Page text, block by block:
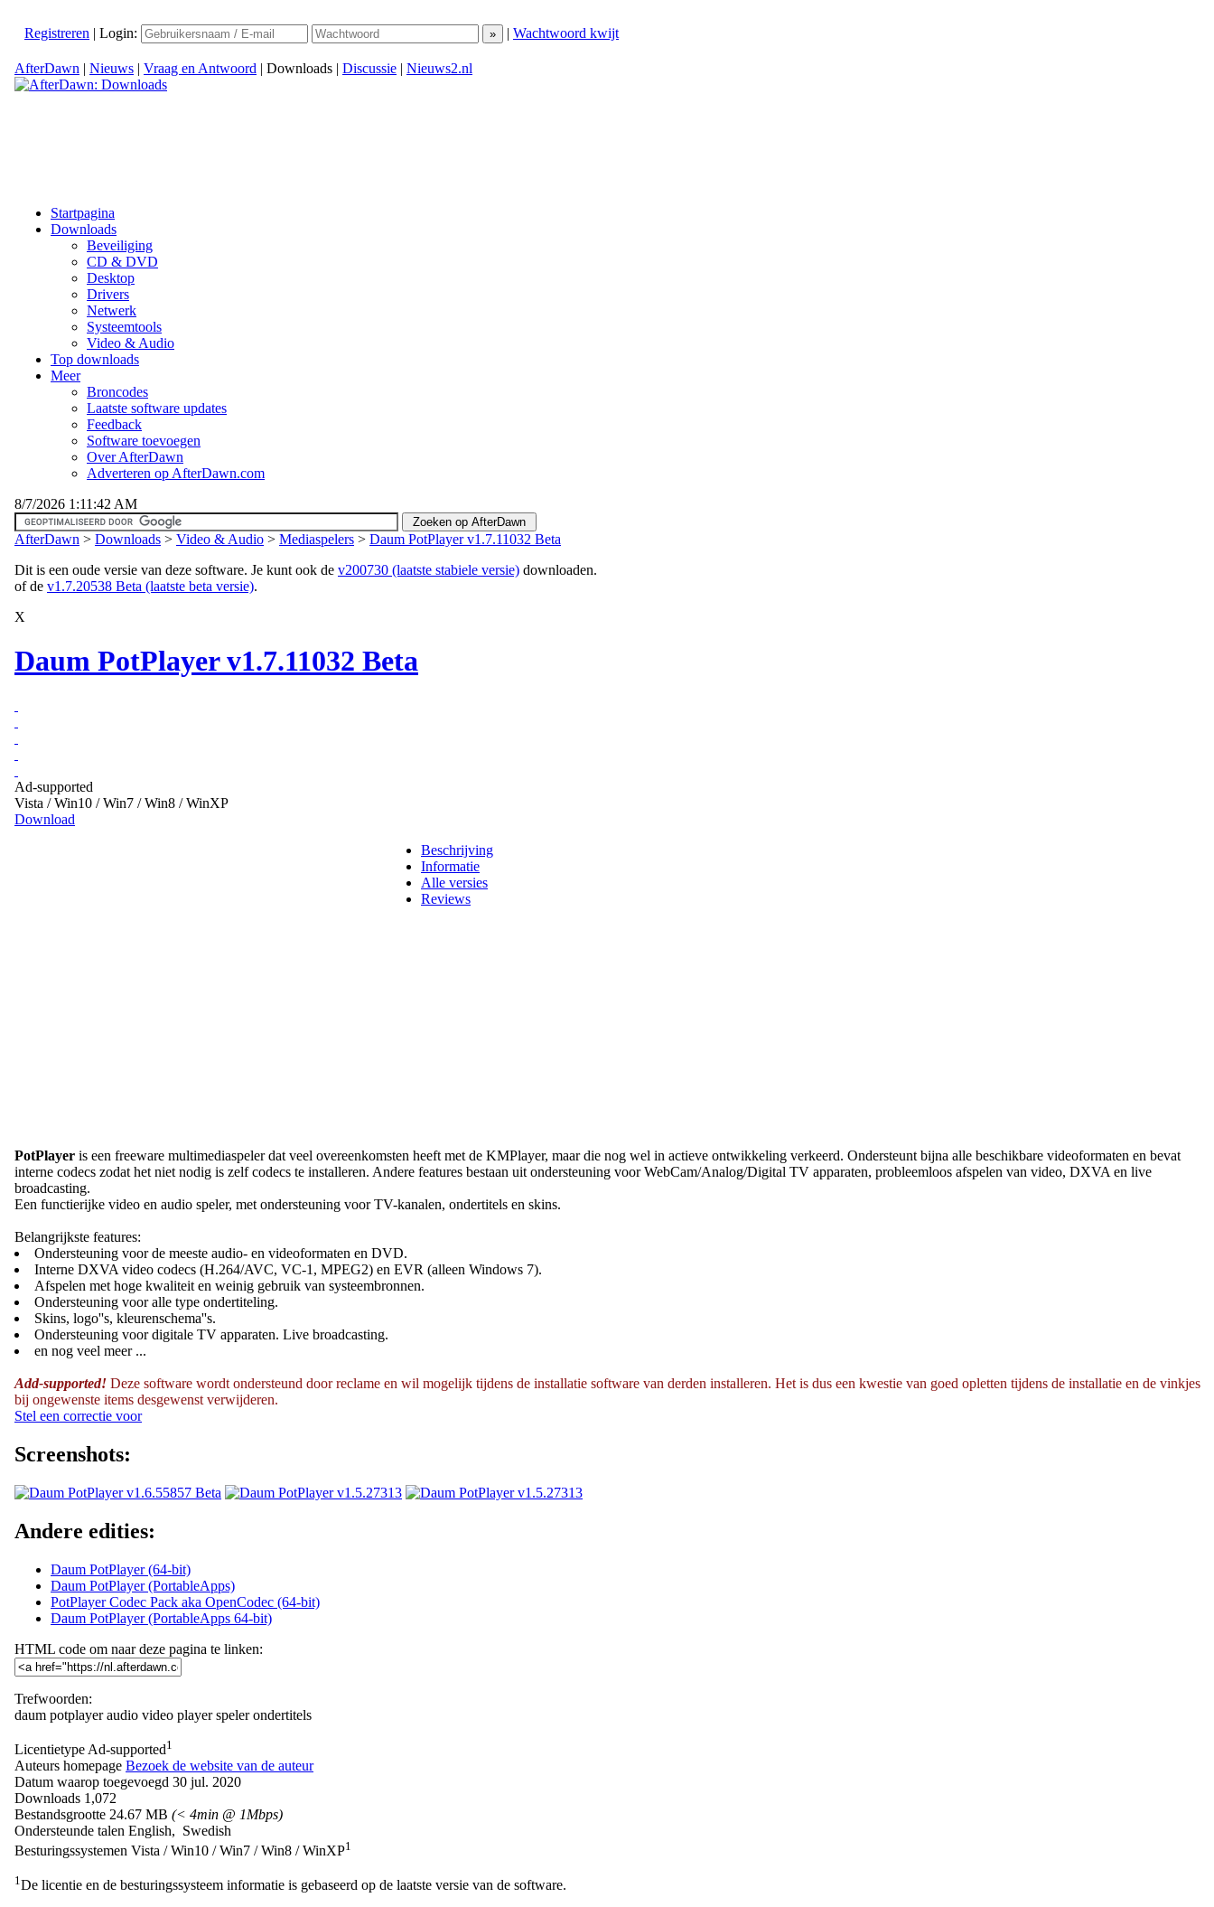
Registreren | Login: | Wachtwoord kwijt
AfterDawn | Nieuws | Vraag en Antwoord | Downloads | Discussie | Nieuws2.nl
Startpagina
Downloads
Beveiliging
CD & DVD
Desktop
Drivers
Netwerk
Systeemtools
Video & Audio
Top downloads
Meer
Broncodes
Laatste software updates
Feedback
Software toevoegen
Over AfterDawn
Adverteren op AfterDawn.com
8/7/2026 1:11:42 AM
AfterDawn > Downloads > Video & Audio > Mediaspelers > Daum PotPlayer v1.7.11032 Beta
Dit is een oude versie van deze software. Je kunt ook de v200730 (laatste stabiele versie) downloaden.
of de v1.7.20538 Beta (laatste beta versie).
X
Daum PotPlayer v1.7.11032 Beta
Ad-supported
Vista / Win10 / Win7 / Win8 / WinXP
Download
Beschrijving
Informatie
Alle versies
Reviews
PotPlayer is een freeware multimediaspeler dat veel overeenkomsten heeft met de KMPlayer, maar die nog wel in actieve ontwikkeling verkeerd. Ondersteunt bijna alle beschikbare videoformaten en bevat
interne codecs zodat het niet nodig is zelf codecs te installeren. Andere features bestaan uit ondersteuning voor WebCam/Analog/Digital TV apparaten, probleemloos afspelen van video, DXVA en live
broadcasting.
Een functierijke video en audio speler, met ondersteuning voor TV-kanalen, ondertitels en skins.
Belangrijkste features:
Ondersteuning voor de meeste audio- en videoformaten en DVD.
Interne DXVA video codecs (H.264/AVC, VC-1, MPEG2) en EVR (alleen Windows 7).
Afspelen met hoge kwaliteit en weinig gebruik van systeembronnen.
Ondersteuning voor alle type ondertiteling.
Skins, logo''s, kleurenschema''s.
Ondersteuning voor digitale TV apparaten. Live broadcasting.
en nog veel meer ...
Add-supported! Deze software wordt ondersteund door reclame en wil mogelijk tijdens de installatie software van derden installeren. Het is dus een kwestie van goed opletten tijdens de installatie en de vinkjes
bij ongewenste items desgewenst verwijderen.
Stel een correctie voor
Screenshots:
Andere edities:
Daum PotPlayer (64-bit)
Daum PotPlayer (PortableApps)
PotPlayer Codec Pack aka OpenCodec (64-bit)
Daum PotPlayer (PortableApps 64-bit)
HTML code om naar deze pagina te linken:
Trefwoorden:
daum potplayer audio video player speler ondertitels
Licentietype Ad-supported1
Auteurs homepage Bezoek de website van de auteur
Datum waarop toegevoegd 30 jul. 2020
Downloads 1,072
Bestandsgrootte 24.67 MB (< 4min @ 1Mbps)
Ondersteunde talen English, Swedish
Besturingssystemen Vista / Win10 / Win7 / Win8 / WinXP1
1De licentie en de besturingssysteem informatie is gebaseerd op de laatste versie van de software.